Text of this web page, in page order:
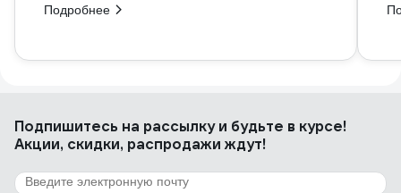
Подробнее
Подпишитесь на рассылкуи будьте в курсе!
Акции, скидки, распродажи ждут!